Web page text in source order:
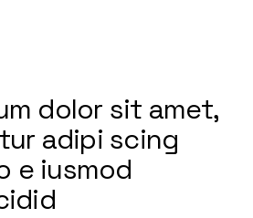
dolor sit amet,
adipi scing
e iusmod